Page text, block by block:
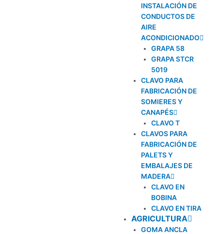
INSTALACIÓN DE
CONDUCTOS DE
AIRE
ACONDICIONADO
GRAPA 58
GRAPA STCR
5019
CLAVO PARA
FABRICACIÓN DE
SOMIERES Y
CANAPÉS
CLAVO T
CLAVOS PARA
FABRICACIÓN DE
PALETS Y
EMBALAJES DE
MADERA
CLAVO EN
BOBINA
CLAVO EN TIRA
AGRICULTURA
GOMA ANCLA